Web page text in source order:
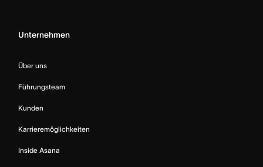
Unternehmen
Über uns
Führungsteam
Kunden
Karrieremöglichkeiten
Inside Asana